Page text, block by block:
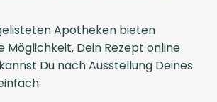
Apotheken bieten
Möglichkeit, Dein Rezept online
Du nach Ausstellung Deines